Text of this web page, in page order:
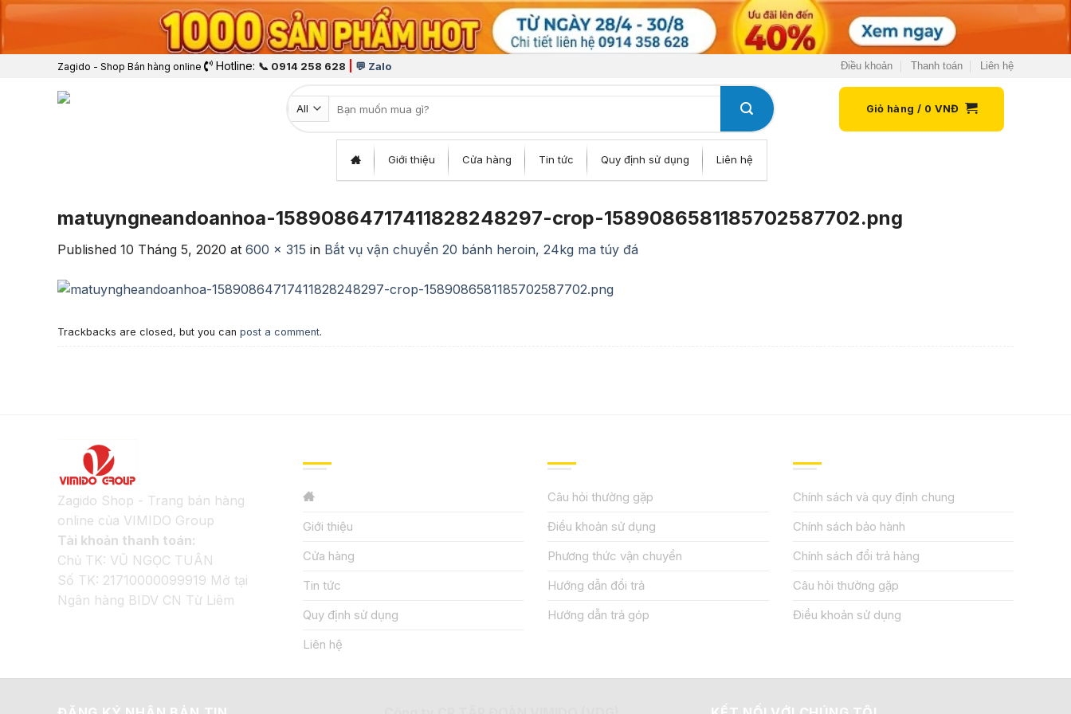
Zagido - Shop Bán hàng online Hotline: 📞 0914 258 628 💬 Zalo Điều khoản Thanh toán Liên hệ
Tìm kiếm:
Giỏ hàng / 0 VNĐ
Giới thiệu Cửa hàng Tin tức Quy định sử dụng Liên hệ
matuyngheandoanhoa-15890864717411828248297-crop-1589086581185702587702.png
Published 10 Tháng 5, 2020 at 600 × 315 in Bắt vụ vận chuyển 20 bánh heroin, 24kg ma túy đá
Trackbacks are closed, but you can post a comment.
Zagido Shop - Trang bán hàng
online của VIMIDO Group
Tài khoản thanh toán:
Chủ TK: VŨ NGỌC TUÂN
Số TK: 21710000099919 Mở tại
Ngân hàng BIDV CN Từ Liêm
Giới thiệu
Cửa hàng
Tin tức
Quy định sử dụng
Liên hệ
Câu hỏi thường gặp
Điều khoản sử dụng
Phương thức vận chuyển
Hướng dẫn đổi trả
Hướng dẫn trả góp
Chính sách và quy định chung
Chính sách bảo hành
Chính sách đổi trả hàng
Câu hỏi thường gặp
Điều khoản sử dụng